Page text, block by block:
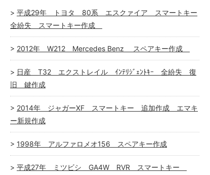
平成29年 トヨタ 80系 エスクァイア スマートキー
全紛失 スマートキー作成
2012年 W212 Mercedes Benz スペアキー作成
日産 T32 エクストレイル ｲﾝﾃﾘｼﾞｪﾝﾄｷｰ 全紛失 復
旧 鍵作成
2014年 ジャガーXF スマートキー 追加作成 エマキ
ー新規作成
1998年 アルファロメオ156 スペアキー作成
平成27年 ミツビシ GA4W RVR スマートキー